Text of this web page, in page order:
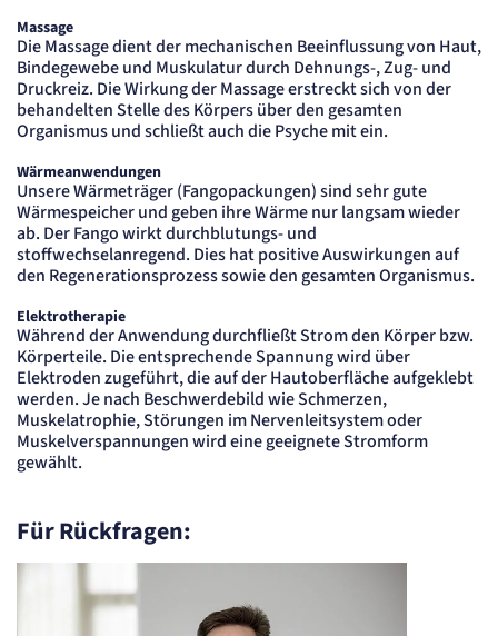
Massage
Die Massage dient der mechanischen Beeinflussung von Haut,
Bindegewebe und Muskulatur durch Dehnungs-, Zug- und
Druckreiz. Die Wirkung der Massage erstreckt sich von der
behandelten Stelle des Körpers über den gesamten
Organismus und schließt auch die Psyche mit ein.
Wärmeanwendungen
Unsere Wärmeträger (Fangopackungen) sind sehr gute
Wärmespeicher und geben ihre Wärme nur langsam wieder
ab. Der Fango wirkt durchblutungs- und
stoffwechselanregend. Dies hat positive Auswirkungen auf
den Regenerationsprozess sowie den gesamten Organismus.
Elektrotherapie
Während der Anwendung durchfließt Strom den Körper bzw.
Körperteile. Die entsprechende Spannung wird über
Elektroden zugeführt, die auf der Hautoberfläche aufgeklebt
werden. Je nach Beschwerdebild wie Schmerzen,
Muskelatrophie, Störungen im Nervenleitsystem oder
Muskelverspannungen wird eine geeignete Stromform
gewählt.
Für Rückfragen: